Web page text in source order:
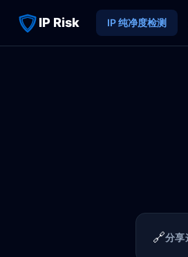
IP Risk IP 纯净度检测
🔗分享